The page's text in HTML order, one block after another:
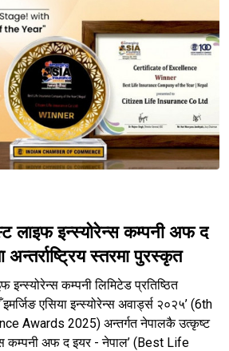
लाइफ इन्स्योरेन्स कम्पनी अफ द
अन्तर्राष्ट्रिय स्तरमा पुरस्कृत
इन्स्योरेन्स कम्पनी लिमिटेड प्रतिष्ठित
इमर्जिङ एसिया इन्स्योरेन्स अवार्ड्स २०२५’ (6th
Awards 2025) अन्तर्गत नेपालकै उत्कृष्ट
कम्पनी अफ द इयर - नेपाल’ (Best Life